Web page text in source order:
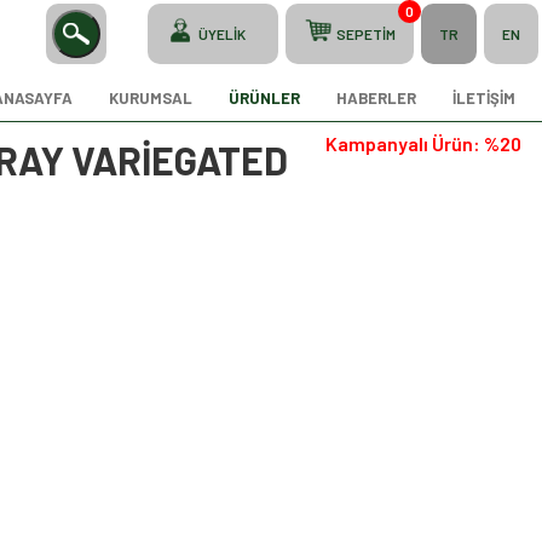
EN
TR
0
SEPETİM
ÜYELİK
İLETİŞİM
HABERLER
ÜRÜNLER
KURUMSAL
Kampanyalı Ürün: %20
VARİEGATED